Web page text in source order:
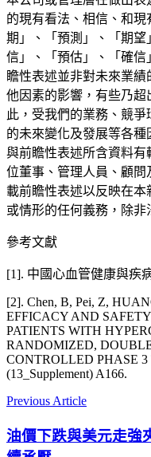
的現有看法、相信、和現
期 」 、 「 預測 」 、 「 期望
信 」 、 「 預估 」 、 「 確信
瞻性表述並非對未來業
他因素的影響，有些乃超
此，受我們的業務、競
的未來變化及發展等各
與前瞻性表述所含資料
位董事、管理人員、顧
載前瞻性表述以反映在本
或情形的任何義務，除非
參考文獻
[1]. 中國心血管健康與疾
[2]. Chen, B, Pei, Z,
EFFICACY AND
PATIENTS WITH
RANDOMIZED,
CONTROLLED PHASE 3
(13_Supplement) A166.
Previous Article
油價下跌與美元走強